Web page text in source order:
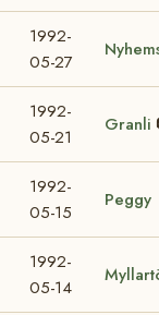
1992-
05-27
1992-
05-21
Granli
1992-
05-15
Peggy
1992-
05-14